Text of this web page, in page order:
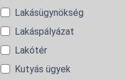
Lakásügynökség
Lakáspályázat
Lakótér
Kutyás ügyek